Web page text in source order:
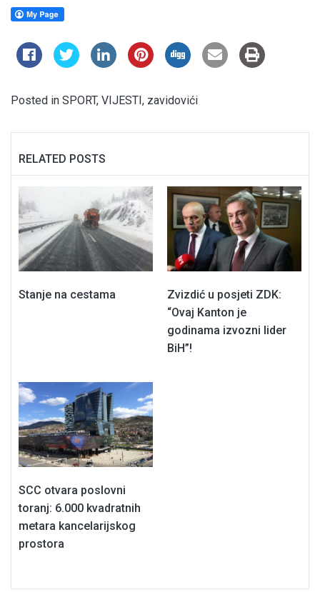
Posted in SPORT, VIJESTI, zavidovići
RELATED POSTS
Stanje na cestama
Zvizdić u posjeti ZDK:
“Ovaj Kanton je
godinama izvozni lider
BiH”!
SCC otvara poslovni
toranj: 6.000 kvadratnih
metara kancelarijskog
prostora